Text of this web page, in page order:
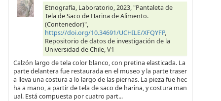
Etnografía, Laboratorio, 2023, "Pantaleta de
Tela de Saco de Harina de Alimento.
(Contenedor)",
https://doi.org/10.34691/UCHILE/XFQYFP,
Repositorio de datos de investigación de la
Universidad de Chile, V1
Calzón largo de tela color blanco, con pretina elasticada. La
parte delantera fue restaurada en el museo y la parte traser
a lleva una costura a lo largo de las piernas. La pieza fue hec
ha a mano, a partir de tela de saco de harina, y costura man
ual. Está compuesta por cuatro part...